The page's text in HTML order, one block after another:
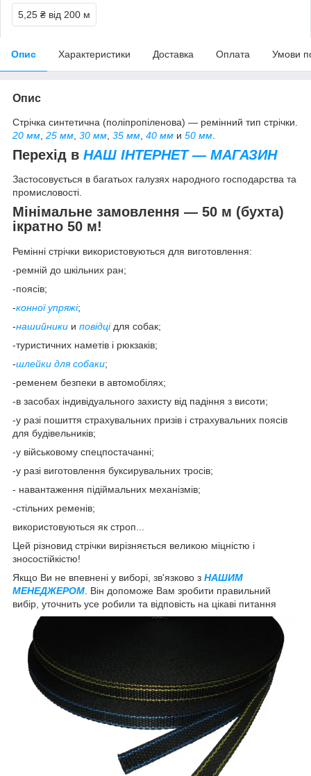
5,25 ₴ від 200 м
Опис Характеристики Доставка Оплата Умови
Опис
Стрічка синтетична (поліпропіленова) — ремінний тип стрічки.
20 мм 25 мм 30 мм 35 мм 40 мм и 50 мм
Перехід в НАШ ІНТЕРНЕТ — МАГАЗИН
Застосовується в багатьох галузях народного господарства та
промисловості.
Мінімальне замовлення — 50 м (бухта)
ікратно 50 м!
Ремінні стрічки використовуються для виготовлення:
-ремній до шкільних ран;
-поясів;
-конної упряжі;
-нашийники и повідцідля собак;
-туристичних наметів і рюкзаків;
-шлейки для собаки;
-ременем безпеки в автомобілях;
-в засобах індивідуального захисту від падіння з висоти;
-у разі пошиття страхувальних призів і страхувальних поясів
для будівельників;
-у військовому спецпостачанні;
-у разі виготовлення буксирувальних тросів;
- навантаження підіймальних механізмів;
-стільних ременів;
використовуються як строп...
Цей різновид стрічки вирізняється великою міцністю і
зносостійкістю!
Якщо Ви не впевнені у виборі, зв'язково з НАШИМ
МЕНЕДЖЕРОМ . Він допоможе Вам зробити правильний
вибір, уточнить усе робили та відповість на цікаві питання